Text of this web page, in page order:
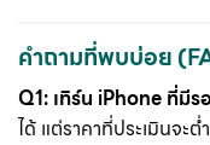
คำถามที่พบบ่อย
Q1: เทิร์น iPhone ที่มี
ได้ แต่ราคาที่ประเมินจะ